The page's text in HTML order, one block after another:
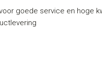
goede service en hoge